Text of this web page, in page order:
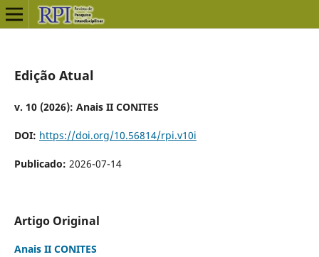
Edição Atual
v. 10 (2026): Anais II CONITES
DOI: https://doi.org/10.56814/rpi.v10i
Publicado: 2026-07-14
Artigo Original
Anais II CONITES